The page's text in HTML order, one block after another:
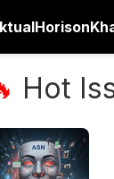
Horison
Hot